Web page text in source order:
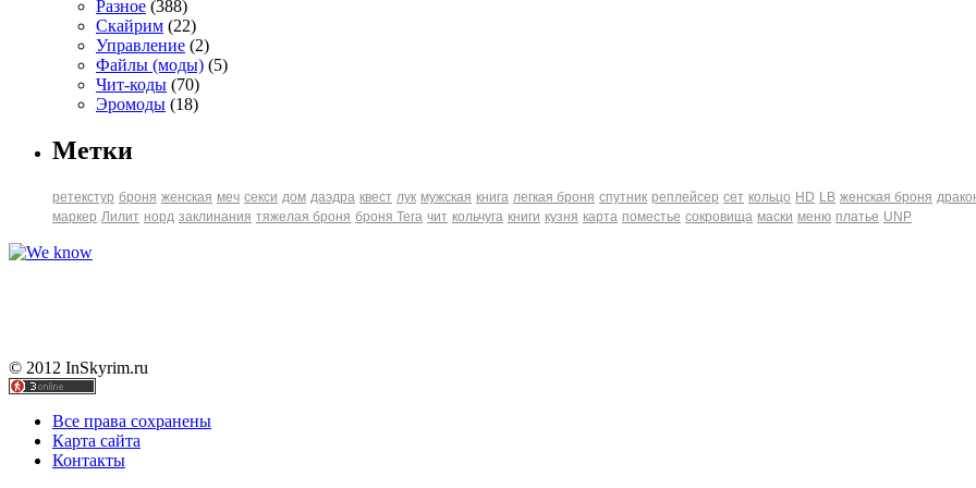
Разное (388)
Скайрим (22)
Управление (2)
Файлы (моды) (5)
Чит-коды (70)
Эромоды (18)
Метки
ретекстур броня женская меч секси дом даэдра квест лук мужская книга легкая броня спутник реплейсер сет кольцо HD LB женская броня
маркер Лилит норд заклинания тяжелая броня броня Tera чит кольчуга книги кузня карта поместье сокровища маски меню платье UNP
© 2012 InSkyrim.ru
Все права сохранены
Карта сайта
Контакты